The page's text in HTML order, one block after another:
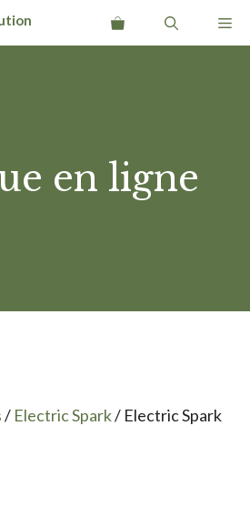
en ligne
/ Electric Spark/ Electric Spark